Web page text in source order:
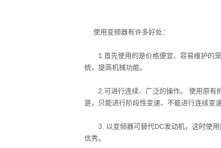
使用变频器有许多好处：
1.首先使用的是价格便宜、容易维护的笼
统，提高机械功能。
2.可进行连续、广泛的操作。 使用原有
是，只能进行阶段性变速、不能进行连续变
3. 以变频器可替代DC发动机，这时使用
优秀。